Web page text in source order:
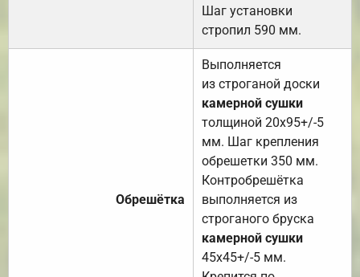
Шаг установки
стропил 590 мм.
Обрешётка
Выполняется
из строганой доски
камерной сушки
толщиной 20х95+/-5
мм. Шаг крепления
обрешетки 350 мм.
Контробрешётка
выполняется из
строганого бруска
камерной сушки
45х45+/-5 мм.